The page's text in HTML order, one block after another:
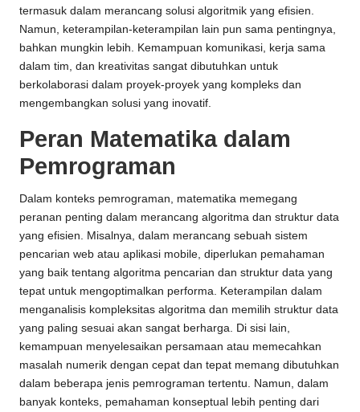
termasuk dalam merancang solusi algoritmik yang efisien.
Namun, keterampilan-keterampilan lain pun sama pentingnya,
bahkan mungkin lebih. Kemampuan komunikasi, kerja sama
dalam tim, dan kreativitas sangat dibutuhkan untuk
berkolaborasi dalam proyek-proyek yang kompleks dan
mengembangkan solusi yang inovatif.
Peran Matematika dalam
Pemrograman
Dalam konteks pemrograman, matematika memegang
peranan penting dalam merancang algoritma dan struktur data
yang efisien. Misalnya, dalam merancang sebuah sistem
pencarian web atau aplikasi mobile, diperlukan pemahaman
yang baik tentang algoritma pencarian dan struktur data yang
tepat untuk mengoptimalkan performa. Keterampilan dalam
menganalisis kompleksitas algoritma dan memilih struktur data
yang paling sesuai akan sangat berharga. Di sisi lain,
kemampuan menyelesaikan persamaan atau memecahkan
masalah numerik dengan cepat dan tepat memang dibutuhkan
dalam beberapa jenis pemrograman tertentu. Namun, dalam
banyak konteks, pemahaman konseptual lebih penting dari